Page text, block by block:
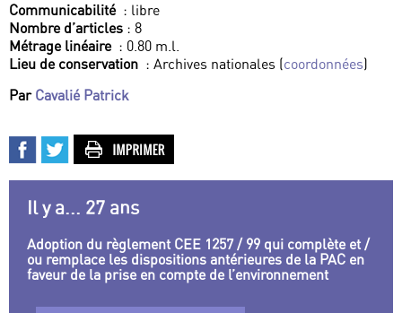
Communicabilité : libre
Nombre d’articles : 8
Métrage linéaire : 0.80 m.l.
Lieu de conservation : Archives nationales (coordonnées)
Par Cavalié Patrick
Il y a... 27 ans
Adoption du règlement CEE 1257 / 99 qui complète et /
ou remplace les dispositions antérieures de la PAC en
faveur de la prise en compte de l’environnement